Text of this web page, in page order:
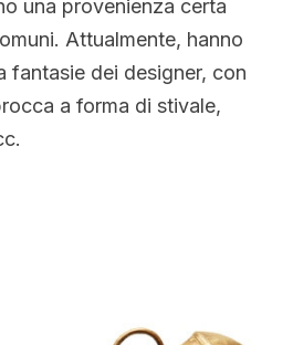
una provenienza certa
Attualmente, hanno
fantasie dei designer, con
a forma di stivale,